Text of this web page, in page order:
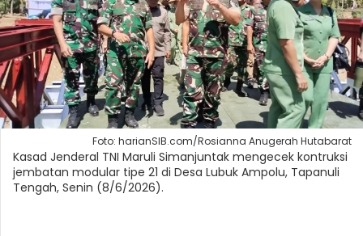
Foto: harianSIB.com/Rosianna Anugerah Hutabarat
Kasad Jenderal TNI Maruli Simanjuntak mengecek kontruksi
jembatan modular tipe 21 di Desa Lubuk Ampolu, Tapanuli
Tengah, Senin (8/6/2026).